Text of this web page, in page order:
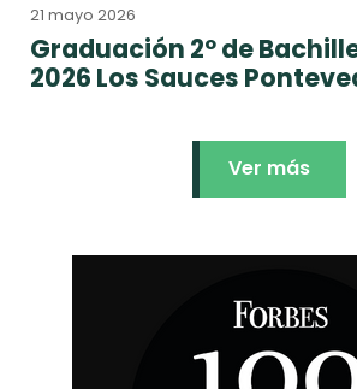
21 mayo 2026
Graduación 2º de
2026 Los Sauces
Ver más